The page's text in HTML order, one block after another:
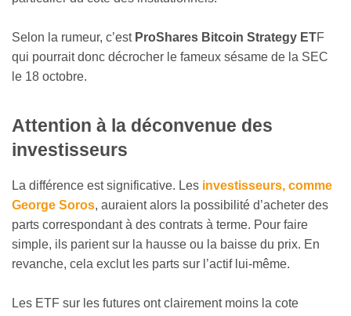
Selon la rumeur, c’est ProShares Bitcoin Strategy ETF
qui pourrait donc décrocher le fameux sésame de la SEC
le 18 octobre.
Attention à la déconvenue des
investisseurs
La différence est significative. Les investisseurs, comme
George Soros, auraient alors la possibilité d’acheter des
parts correspondant à des contrats à terme. Pour faire
simple, ils parient sur la hausse ou la baisse du prix. En
revanche, cela exclut les parts sur l’actif lui-même.
Les ETF sur les futures ont clairement moins la cote